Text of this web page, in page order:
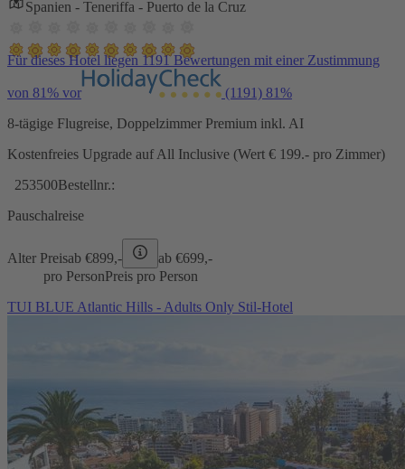
Spanien - Teneriffa - Puerto de la Cruz
Für dieses Hotel liegen 1191 Bewertungen mit einer Zustimmung
von 81% vor (1191) 81%
8-tägige Flugreise, Doppelzimmer Premium inkl. AI
Kostenfreies Upgrade auf All Inclusive (Wert € 199.- pro Zimmer)
253500Bestellnr.:
Pauschalreise
Alter Preisab €899,- ab €699,-
pro PersonPreis pro Person
TUI BLUE Atlantic Hills - Adults Only Stil-Hotel